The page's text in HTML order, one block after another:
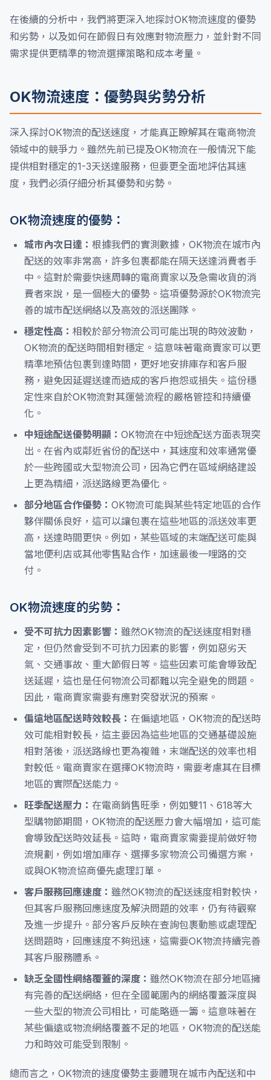
在後續的分析中，我們將更深入地探討OK物流速度的優勢
和劣勢，以及如何在節假日有效應對物流壓力，並針對不同
需求提供更精準的物流選擇策略和成本考量。
OK物流速度：優勢與劣勢分析
深入探討OK物流的配送速度，才能真正瞭解其在電商物流
領域中的競爭力。雖然先前已提及OK物流在一般情況下能
提供相對穩定的1-3天送達服務，但要更全面地評估其速
度，我們必須仔細分析其優勢和劣勢。
OK物流速度的優勢：
城市內次日達： 根據我們的實測數據，OK物流在城市內
配送的效率非常高，許多包裹都能在隔天送達消費者手
中。這對於需要快速周轉的電商賣家以及急需收貨的消
費者來說，是一個極大的優勢。這項優勢源於OK物流完
善的城市配送網絡以及高效的派送團隊。
穩定性高： 相較於部分物流公司可能出現的時效波動，
OK物流的配送時間相對穩定。這意味著電商賣家可以更
精準地預估包裹到達時間，更好地安排庫存和客戶服
務，避免因延遲送達而造成的客戶抱怨或損失。這份穩
定性來自於OK物流對其運營流程的嚴格管控和持續優
化。
中短途配送優勢明顯： OK物流在中短途配送方面表現突
出。在省內或鄰近省份的配送中，其速度和效率通常優
於一些跨國或大型物流公司，因為它們在區域網絡建設
上更為精細，派送路線更為優化。
部分地區合作優勢： OK物流可能與某些特定地區的合作
夥伴關係良好，這可以讓包裹在這些地區的派送效率更
高，送達時間更快。例如，某些區域的末端配送可能與
當地便利店或其他零售點合作，加速最後一哩路的交
付。
OK物流速度的劣勢：
受不可抗力因素影響： 雖然OK物流的配送速度相對穩
定，但仍然會受到不可抗力因素的影響，例如惡劣天
氣、交通事故、重大節假日等。這些因素可能會導致配
送延遲，這也是任何物流公司都難以完全避免的問題。
因此，電商賣家需要有應對突發狀況的預案。
偏遠地區配送時效較長： 在偏遠地區，OK物流的配送時
效可能相對較長，這主要因為這些地區的交通基礎設施
相對落後，派送路線也更為複雜，末端配送的效率也相
對較低。電商賣家在選擇OK物流時，需要考慮其在目標
地區的實際配送能力。
旺季配送壓力： 在電商銷售旺季，例如雙11、618等大
型購物節期間，OK物流的配送壓力會大幅增加，這可能
會導致配送時效延長。這時，電商賣家需要提前做好物
流規劃，例如增加庫存、選擇多家物流公司備選方案，
或與OK物流協商優先處理訂單。
客戶服務回應速度： 雖然OK物流的配送速度相對較快，
但其客戶服務回應速度及解決問題的效率，仍有待觀察
及進一步提升。部分客戶反映在查詢包裹動態或處理配
送問題時，回應速度不夠迅速，這需要OK物流持續完善
其客戶服務體系。
缺乏全國性網絡覆蓋的深度： 雖然OK物流在部分地區擁
有完善的配送網絡，但在全國範圍內的網絡覆蓋深度與
一些大型的物流公司相比，可能略遜一籌。這意味著在
某些偏遠或物流網絡覆蓋不足的地區，OK物流的配送能
力和時效可能受到限制。
總而言之，OK物流的速度優勢主要體現在城市內配送和中